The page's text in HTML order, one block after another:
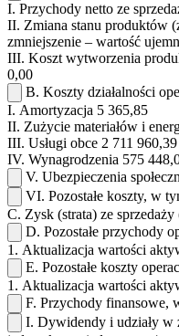
I. Przychody netto ze
II. Zmiana stanu produktów
zmniejszenie – wartość
III. Koszt wytworzenia
0,00
B. Koszty działalności
I. Amortyzacja 5 365,85
II. Zużycie materiałów i
III. Usługi obce 2 711 960,39
IV. Wynagrodzenia 575
V. Ubezpieczenia
VI. Pozostałe koszty, w
C. Zysk (strata) ze
D. Pozostałe przychody
1. Aktualizacja wartości
E. Pozostałe koszty
1. Aktualizacja wartości
F. Przychody finansowe,
I. Dywidendy i udziały w